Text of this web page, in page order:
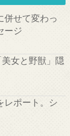
併せて変わっ
ージ
女と野獣」隠
レポート。シ